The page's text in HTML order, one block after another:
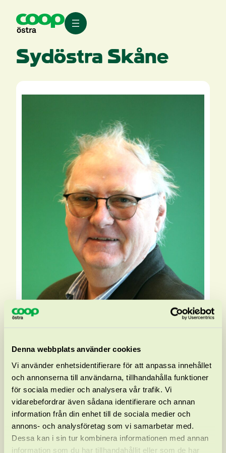
Denna webbplats använder cookies
Vi använder enhetsidentifierare för att anpassa innehållet
och annonserna till användarna, tillhandahålla funktioner
för sociala medier och analysera vår trafik. Vi
vidarebefordrar även sådana identifierare och annan
information från din enhet till de sociala medier och
annons- och analysföretag som vi samarbetar med.
Dessa kan i sin tur kombinera informationen med annan
information som du har tillhandahållit eller som de har
Hoppa
Sydöstra Skåne
Gert-Ove Sigurdhsson